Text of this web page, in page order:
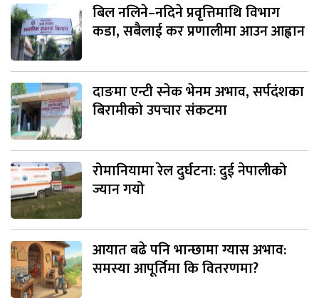
बिल नलिने–नदिने प्रवृत्तिमाथि विभाग
कडा, सबैलाई कर प्रणालीमा आउन आह्वान
दाङमा एन्टी स्नेक भेनम अभाव, सर्पदंशका
बिरामीको उपचार संकटमा
रोमानियामा रेल दुर्घटना: दुई नेपालीको
ज्यान गयो
आयात बढे पनि भान्छामा ग्यास अभाव:
समस्या आपूर्तिमा कि वितरणमा?